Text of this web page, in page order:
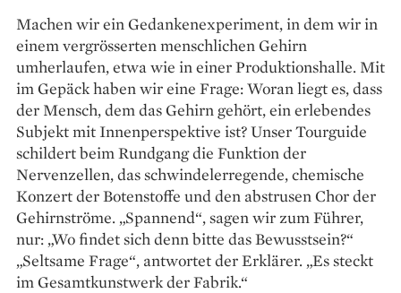
Machen wir ein Gedankenexperiment, in dem wir in
einem vergrösserten menschlichen Gehirn
umherlaufen, etwa wie in einer Produktionshalle. Mit
im Gepäck haben wir eine Frage: Woran liegt es, dass
der Mensch, dem das Gehirn gehört, ein erlebendes
Subjekt mit Innen­perspektive ist? Unser Tourguide
schildert beim Rundgang die Funktion der
Nervenzellen, das schwindelerregende, chemische
Konzert der Botenstoffe und den abstrusen Chor der
Gehirnströme. „Spannend“, sagen wir zum Führer,
nur: „Wo findet sich denn bitte das Bewusstsein?“
„Seltsame Frage“, antwortet der Erklärer. „Es steckt
im Gesamtkunstwerk der Fabrik.“